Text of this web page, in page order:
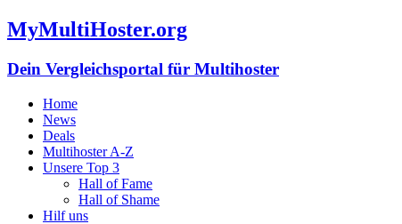
MyMultiHoster.org
Dein Vergleichsportal für Multihoster
Home
News
Deals
Multihoster A-Z
Unsere Top 3
Hall of Fame
Hall of Shame
Hilf uns